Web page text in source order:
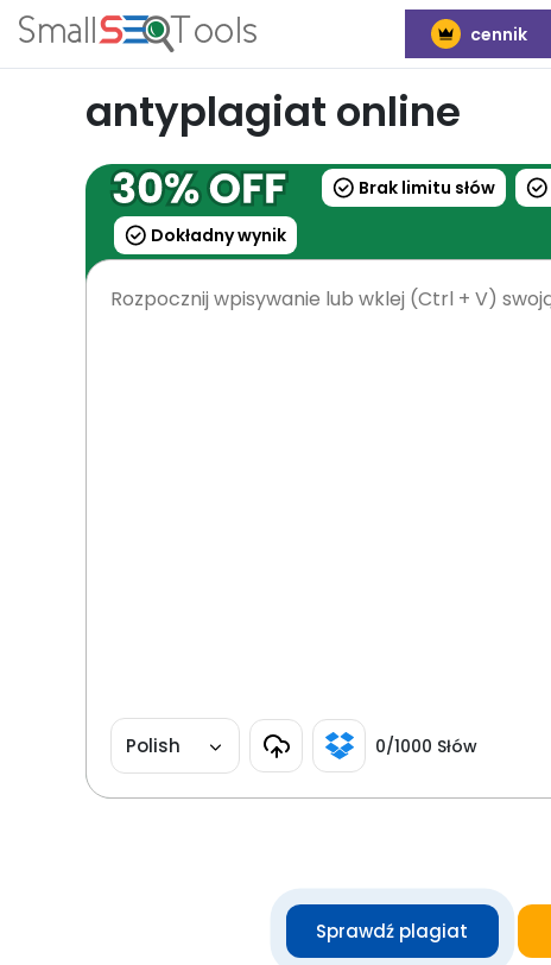
cennik
antyplagiat online
Brak limitu słów
Dokładny wynik
Polish 0/1000 Słów
Sprawdź plagiat